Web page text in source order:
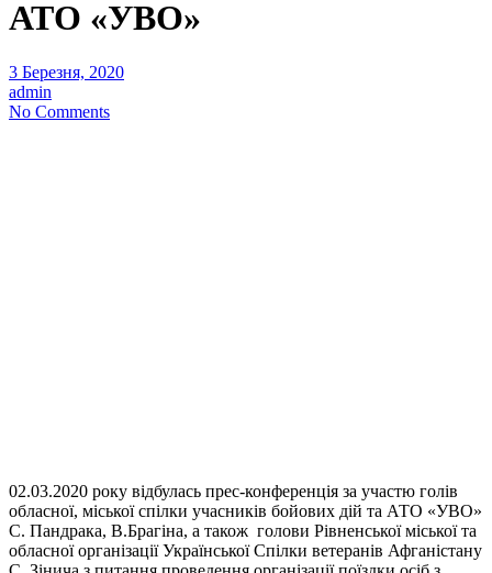
АТО «УВО»
3 Березня, 2020
admin
No Comments
02.03.2020 року відбулась прес-конференція за участю голів
обласної, міської спілки учасників бойових дій та АТО «УВО»
С. Пандрака, В.Брагіна, а також голови Рівненської міської та
обласної організації Української Спілки ветеранів Афганістану